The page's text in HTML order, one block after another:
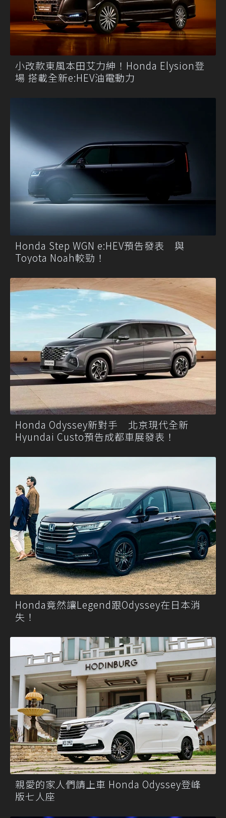
小改款東風本田艾力紳！Honda Elysion登
場 搭載全新e:HEV油電動力
Honda Step WGN e:HEV預告發表 與
Toyota Noah較勁！
Honda Odyssey新對手 北京現代全新
Hyundai Custo預告成都車展發表！
Honda竟然讓Legend跟Odyssey在日本消
失！
親愛的家人們請上車 Honda Odyssey登峰
版七人座